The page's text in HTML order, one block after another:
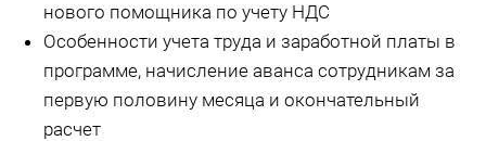
нового помощника по учету НДС
Особенности учета труда и заработной платы в
программе, начисление аванса сотрудникам за
первую половину месяца и окончательный
расчет